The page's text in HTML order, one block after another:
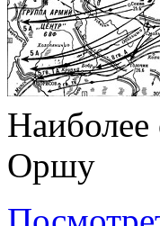
Наиболее
Оршу